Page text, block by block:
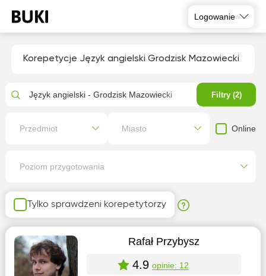
Logowanie
Korepetycje Język angielski Grodzisk Mazowiecki
Tylko sprawdzeni korepetytorzy
Rafał Przybysz
4.9 opinie: 12
Język angielski - Grodzisk Mazowiecki Filtry (2)
Przedmiot Miasto Online
Poziom przygotowania